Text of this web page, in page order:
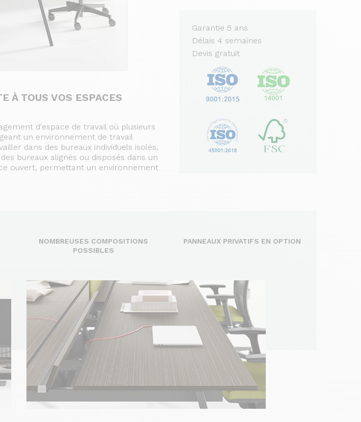
Garantie 5 ans
Délais 4 semaines
Devis gratuit
À TOUS VOS ESPACES
d'espace de travail où plusieurs
un environnement de travail
dans des bureaux individuels isolés,
bureaux alignés ou disposés dans un
ouvert, permettant un environnement
NOMBREUSES COMPOSITIONS
POSSIBLES
PANNEAUX PRIVATIFS EN OPTION